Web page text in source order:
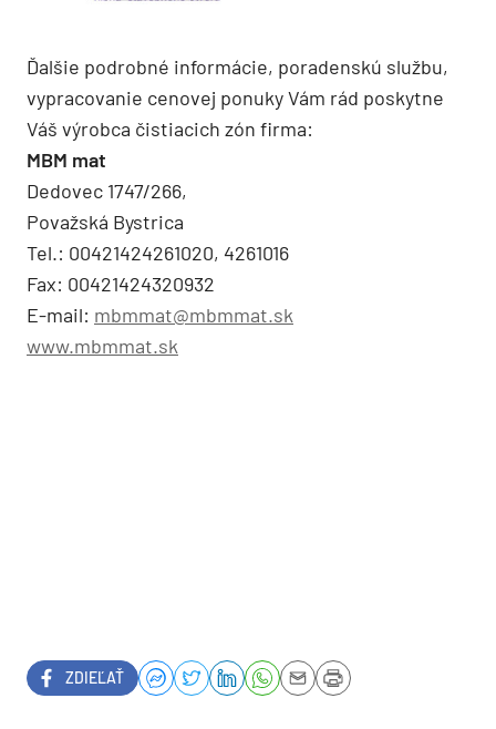
Ďalšie podrobné informácie, poradenskú službu,
vypracovanie cenovej ponuky Vám rád poskytne
Váš výrobca čistiacich zón firma:
MBM mat
Dedovec 1747/266,
Považská Bystrica
Tel.: 00421424261020, 4261016
Fax: 00421424320932
E-mail: mbmmat@mbmmat.sk
www.mbmmat.sk
ZDIEĽAŤ